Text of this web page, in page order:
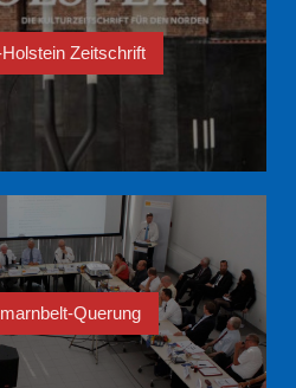
Zeitschrift
Querung